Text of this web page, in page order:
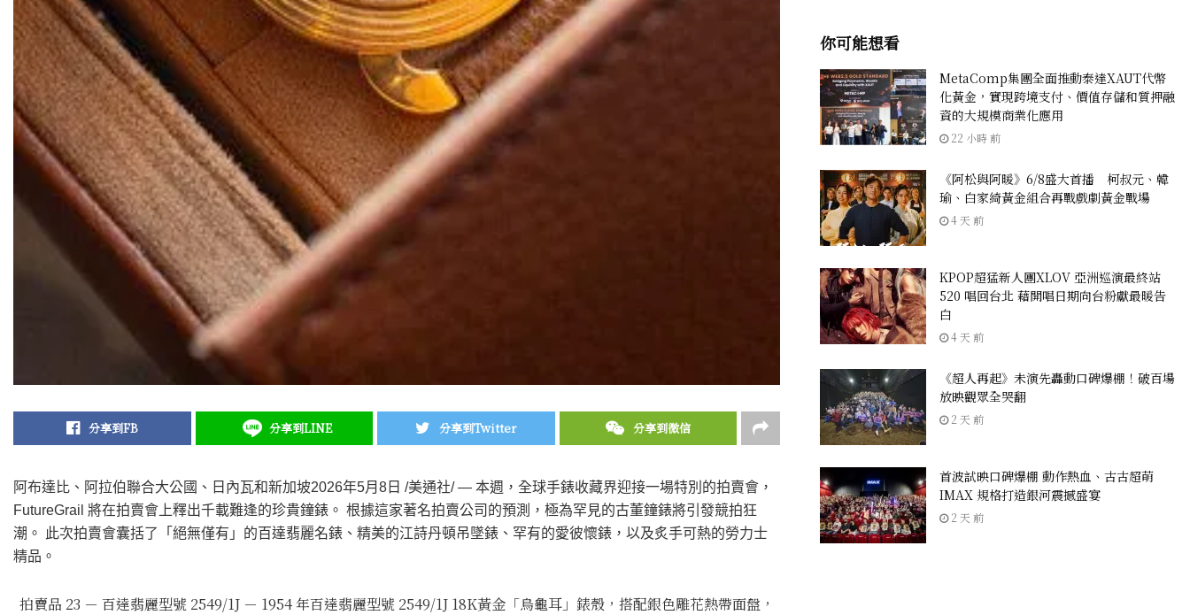
分享到FB 分享到LINE 分享到Twitter 分享到微信
阿布達比、阿拉伯聯合大公國、日內瓦和新加坡2026年5月8日 /美通社/ — 本週，全球手錶收藏界迎接一場特別的拍賣會，
FutureGrail 將在拍賣會上釋出千載難逢的珍貴鐘錶。 根據這家著名拍賣公司的預測，極為罕見的古董鐘錶將引發競拍狂
潮。 此次拍賣會囊括了「絕無僅有」的百達翡麗名錶、精美的江詩丹頓吊墜錶、罕有的愛彼懷錶，以及炙手可熱的勞力士
精品。
拍賣品 23 － 百達翡麗型號 2549/1J － 1954 年百達翡麗型號 2549/1J 18K黃金「烏龜耳」錶殼，搭配銀色雕花熱帶面盤，
你可能想看
MetaComp集團全面推動泰達XAUT代幣
化黃金，實現跨境支付、價值存儲和質押融
資的大規模商業化應用
22 小時 前
《阿松與阿暖》6/8盛大首播 柯叔元、韓
瑜、白家綺黃金組合再戰戲劇黃金戰場
4 天 前
KPOP超猛新人團XLOV 亞洲巡演最終站
520 唱回台北 藉開唱日期向台粉獻最暖告
白
4 天 前
《超人再起》未演先轟動口碑爆棚！破百場
放映觀眾全哭翻
2 天 前
首波試映口碑爆棚 動作熱血、古古超萌
IMAX 規格打造銀河震撼盛宴
2 天 前